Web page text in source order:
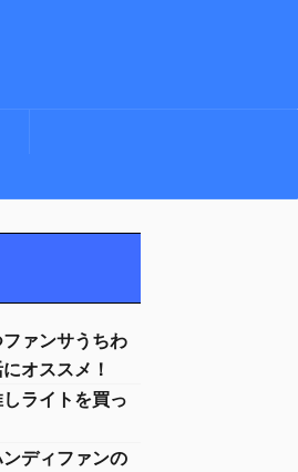
ファンサうちわ
オススメ！
しライトを買っ
ンディファンの